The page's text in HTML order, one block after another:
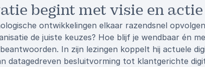
begint met visie en actie
ontwikkelingen elkaar razendsnel
de juiste keuzes? Hoe blijf je wendbaar én
In zijn lezingen koppelt hij actuele
datagedreven besluitvorming tot klantgerichte